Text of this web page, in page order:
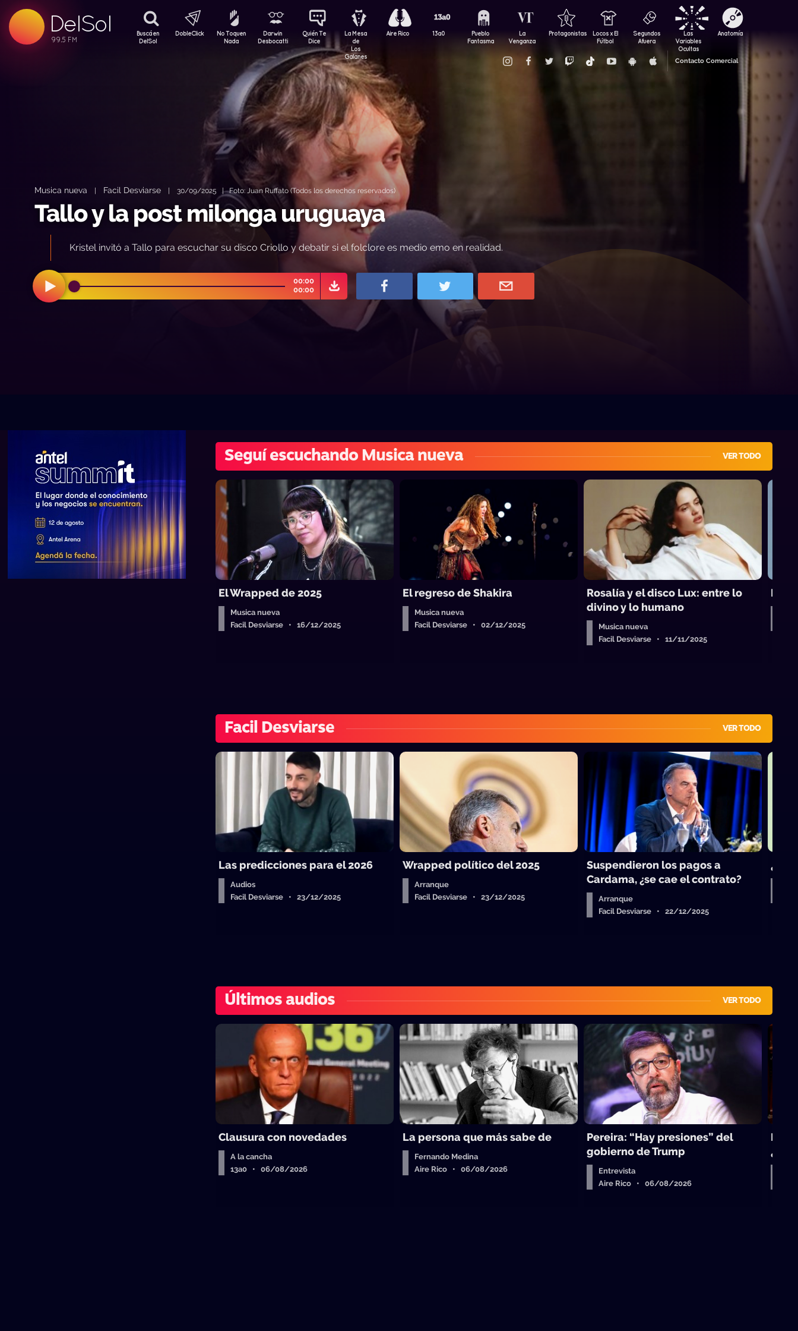
DelSol
99.5 FM
99.5 FM
99.5 FM
Buscá en
DelSol
DobleClick
No Toquen
Nada
Darwin
Desbocatti
Quién Te
Dice
La Mesa
de
Los
Galanes
Aire Rico 13a0
Pueblo
Fantasma
La
Venganza
Protagonistas
Locos x El
Fútbol
Segundos
Afuera
Las
Variables
Ocultas
Anatomía
Contacto Comercial
Musica nueva | Facil Desviarse | 30/09/2025 | Foto: Juan Ruffato (Todos los derechos reservados)
Tallo y la post milonga uruguaya
Kristel invitó a Tallo para escuchar su disco Criollo y debatir si el folclore es medio emo en realidad.
00:00
00:00
Seguí escuchando Musica nueva VER TODO
El Wrapped de 2025
Musica nueva
Facil Desviarse • 16/12/2025
El regreso de Shakira
Musica nueva
Facil Desviarse • 02/12/2025
Rosalía y el disco Lux: entre lo
divino y lo humano
Musica nueva
Facil Desviarse • 11/11/2025
Lux,
Facil Desviarse VER TODO
Las predicciones para el 2026
Audios
Facil Desviarse • 23/12/2025
Wrapped político del 2025
Arranque
Facil Desviarse • 23/12/2025
Suspendieron los pagos a
Cardama, ¿se cae el contrato?
Arranque
Facil Desviarse • 22/12/2025
Últimos audios VER TODO
Clausura con novedades
A la cancha
13a0 • 06/08/2026
La persona que más sabe de
Fernando Medina
Aire Rico • 06/08/2026
Pereira: “Hay presiones” del
gobierno de Trump
Entrevista
Aire Rico • 06/08/2026
La